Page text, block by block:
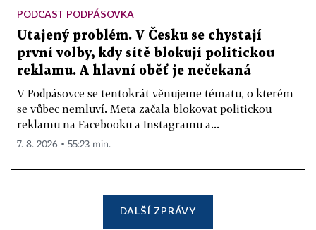
PODCAST PODPÁSOVKA
Utajený problém. V Česku se chystají
první volby, kdy sítě blokují politickou
reklamu. A hlavní oběť je nečekaná
V Podpásovce se tentokrát věnujeme tématu, o kterém
se vůbec nemluví. Meta začala blokovat politickou
reklamu na Facebooku a Instagramu a...
7. 8. 2026 ▪ 55:23 min.
DALŠÍ ZPRÁVY